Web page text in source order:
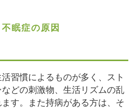
不眠症の原因
習慣によるものが多く、スト
どの刺激物、生活リズムの乱
す。また持病がある方は、そ